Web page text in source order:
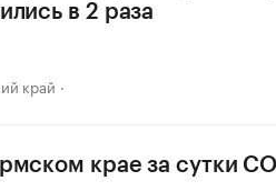
в 2 раза
край
крае за сутки